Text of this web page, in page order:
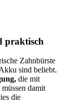
praktisch
Zahnbürste
sind beliebt.
die mit
damit
die